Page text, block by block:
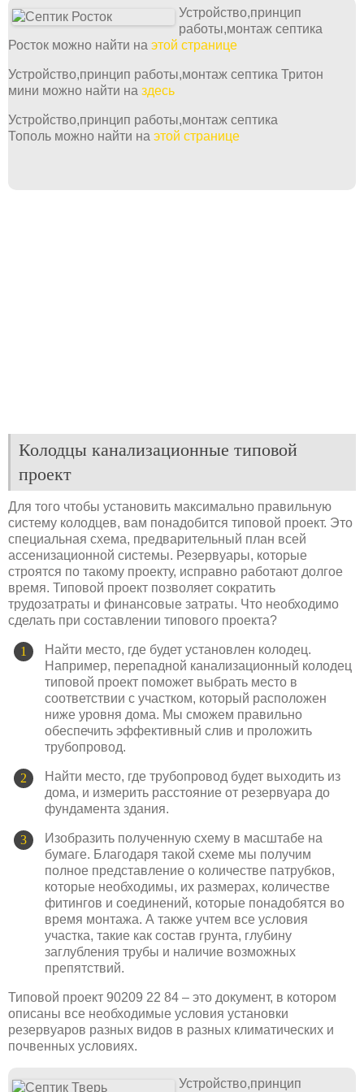
Устройство,принцип
работы,монтаж септика
Росток можно найти на этой странице
Устройство,принцип работы,монтаж септика Тритон
мини можно найти на здесь
Устройство,принцип работы,монтаж септика
Тополь можно найти на этой странице
Колодцы канализационные типовой
проект
Для того чтобы установить максимально правильную
систему колодцев, вам понадобится типовой проект. Это
специальная схема, предварительный план всей
ассенизационной системы. Резервуары, которые
строятся по такому проекту, исправно работают долгое
время. Типовой проект позволяет сократить
трудозатраты и финансовые затраты. Что необходимо
сделать при составлении типового проекта?
Найти место, где будет установлен колодец.
Например, перепадной канализационный колодец
типовой проект поможет выбрать место в
соответствии с участком, который расположен
ниже уровня дома. Мы сможем правильно
обеспечить эффективный слив и проложить
трубопровод.
Найти место, где трубопровод будет выходить из
дома, и измерить расстояние от резервуара до
фундамента здания.
Изобразить полученную схему в масштабе на
бумаге. Благодаря такой схеме мы получим
полное представление о количестве патрубков,
которые необходимы, их размерах, количестве
фитингов и соединений, которые понадобятся во
время монтажа. А также учтем все условия
участка, такие как состав грунта, глубину
заглубления трубы и наличие возможных
препятствий.
Типовой проект 90209 22 84 – это документ, в котором
описаны все необходимые условия установки
резервуаров разных видов в разных климатических и
почвенных условиях.
Устройство,принцип